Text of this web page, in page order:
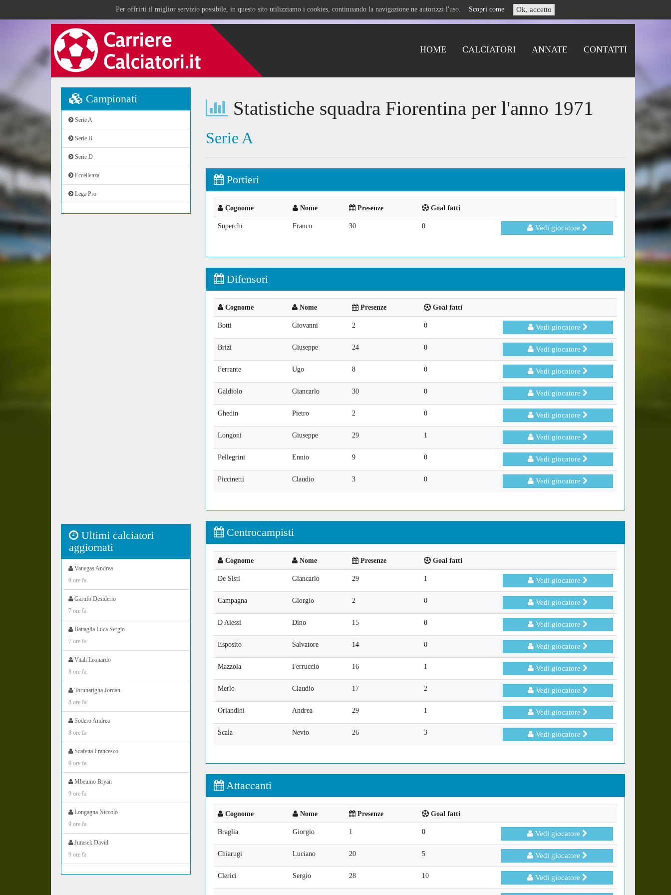
Per offrirti il miglior servizio possibile, in questo sito utilizziamo i cookies, continuando la navigazione ne autorizzi l'uso. Scopri come Ok, accetto
HOME CALCIATORI ANNATE CONTATTI
Campionati
Serie A
Serie B
Serie D
Eccellenza
Lega Pro
Ultimi calciatori
aggiornati
Vanegas Andrea
6 ore fa
Garufo Desiderio
7 ore fa
Battaglia Luca Sergio
7 ore fa
Vitali Leonardo
8 ore fa
Torunarigha Jordan
8 ore fa
Sodero Andrea
8 ore fa
Scafetta Francesco
9 ore fa
Mbeumo Bryan
9 ore fa
Longagna Niccolò
9 ore fa
Jurasek David
9 ore fa
Statistiche squadra Fiorentina per l'anno 1971
Serie A
Portieri
Cognome Nome Presenze Goal fatti
Superchi Franco 30 0 Vedi giocatore
Difensori
Cognome Nome Presenze Goal fatti
Botti Giovanni 2 0 Vedi giocatore
Brizi Giuseppe 24 0 Vedi giocatore
Ferrante Ugo 8 0 Vedi giocatore
Galdiolo Giancarlo 30 0 Vedi giocatore
Ghedin Pietro 2 0 Vedi giocatore
Longoni Giuseppe 29 1 Vedi giocatore
Pellegrini Ennio 9 0 Vedi giocatore
Piccinetti Claudio 3 0 Vedi giocatore
Centrocampisti
Cognome Nome Presenze Goal fatti
De Sisti Giancarlo 29 1 Vedi giocatore
Campagna Giorgio 2 0 Vedi giocatore
D Alessi Dino 15 0 Vedi giocatore
Esposito Salvatore 14 0 Vedi giocatore
Mazzola Ferruccio 16 1 Vedi giocatore
Merlo Claudio 17 2 Vedi giocatore
Orlandini Andrea 29 1 Vedi giocatore
Scala Nevio 26 3 Vedi giocatore
Attaccanti
Cognome Nome Presenze Goal fatti
Braglia Giorgio 1 0 Vedi giocatore
Chiarugi Luciano 20 5 Vedi giocatore
Clerici Sergio 28 10 Vedi giocatore